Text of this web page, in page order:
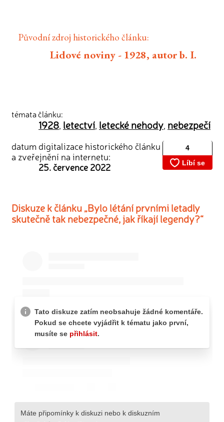
Původní zdroj historického článku:
Lidové noviny - 1928, autor b. I.
témata článku:
1928 letectví letecké nehody nebezpečí
datum digitalizace historického článku
a zveřejnění na internetu:
25. července 2022
Diskuze k článku „Bylo létání prvními letadly
skutečně tak nebezpečné, jak říkají legendy?“